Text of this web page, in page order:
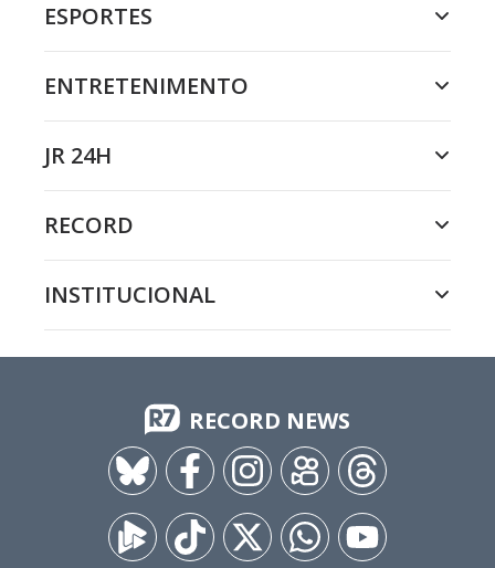
ESPORTES
ENTRETENIMENTO
JR 24H
RECORD
INSTITUCIONAL
RECORD NEWS